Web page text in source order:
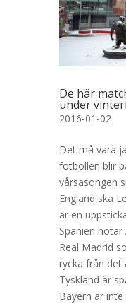
De här
under
2016-01-02
Det må vara
fotbollen blir
vårsäsongen
England ska
är en
Spanien
Real Madrid
rycka från det
Tyskland är
Bayern är